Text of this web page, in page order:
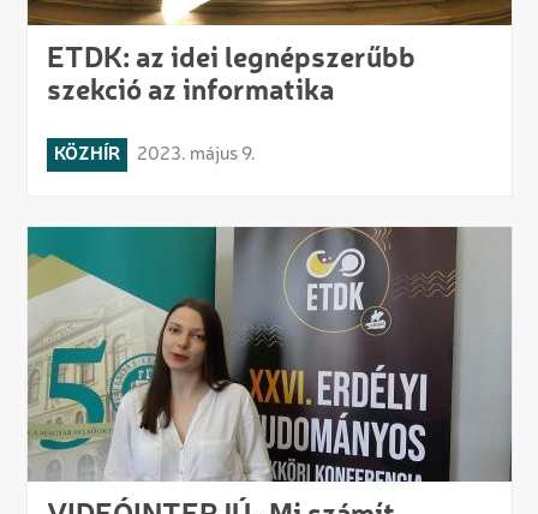
ETDK: az idei legnépszerűbb
szekció az informatika
KÖZHÍR 2023. május 9.